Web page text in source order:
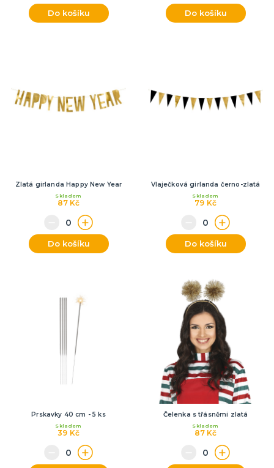
Do košíku Do košíku
Zlatá girlanda Happy New Year
87 Kč
Skladem
Do košíku
Vlaječková girlanda černo-zlatá
79 Kč
Skladem
Do košíku
Prskavky 40 cm - 5 ks
39 Kč
Skladem
Čelenka s třásněmi zlatá
87 Kč
Skladem